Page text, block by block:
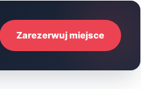
Zarezerwuj miejsce